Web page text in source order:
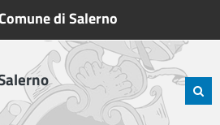
di Salerno